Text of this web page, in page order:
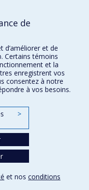
de
d’améliorer et de
Certains témoins
et la
enregistrent vos
consentez à notre
à vos besoins.
>
et nos conditions